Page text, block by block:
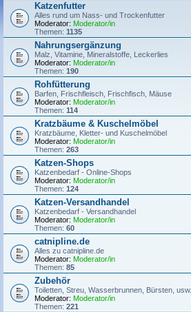
Katzenfutter
Alles rund um Nass- und Trockenfutter
Moderator: Moderator/in
Themen: 1135
Nahrungsergänzung
Malz, Vitamine, Mineralstoffe, Leckerlies
Moderator: Moderator/in
Themen: 190
Rohfütterung
Barfen, Frischfleisch, Frischfisch, Mäuse
Moderator: Moderator/in
Themen: 114
Kratzbäume & Kuschelmöbel
Kratzbäume, Kletter- und Kuschelmöbel
Moderator: Moderator/in
Themen: 263
Katzen-Shops
Katzenbedarf - Online-Shops
Moderator: Moderator/in
Themen: 124
Katzen-Versandhandel
Katzenbedarf - Versandhandel
Moderator: Moderator/in
Themen: 60
catnipline.de
Alles zu catnipline.de
Moderator: Moderator/in
Themen: 85
Zubehör
Toiletten, Streu, Wasserbrunnen, Bürsten, usw.
Moderator: Moderator/in
Themen: 221